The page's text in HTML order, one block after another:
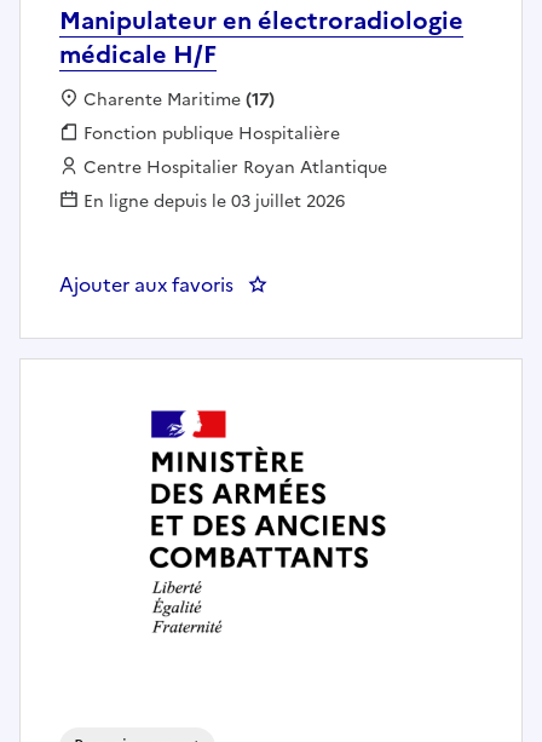
Manipulateur en électroradiologie
médicale H/F
Localisation :
Charente Maritime(17)
Fonction publique :
Fonction publique Hospitalière
Employeur :
Centre Hospitalier Royan Atlantique
En ligne depuis le 03 juillet 2026
Ajouter aux favoris : Manipulateur en